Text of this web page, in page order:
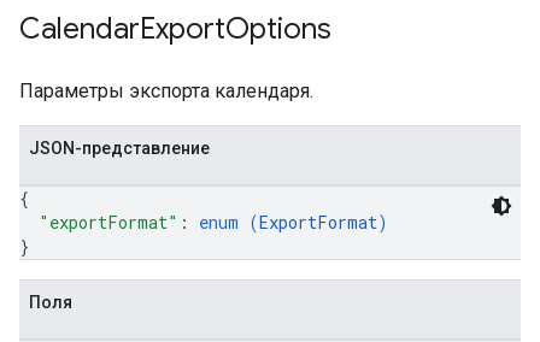
CalendarExportOptions
Параметры экспорта календаря.
JSON-представление
{
"exportFormat" : enum (ExportFormat)
}
Поля